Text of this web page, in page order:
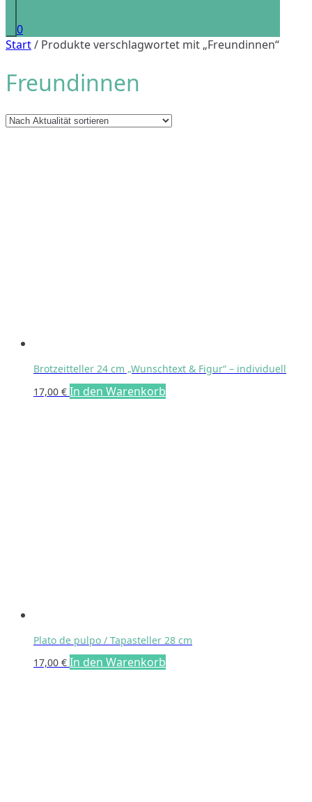
0
Start/ Produkte verschlagwortet mit „Freundinnen“
Freundinnen
Brotzeitteller 24 cm „Wunschtext & Figur“ – individuell
17,00 € In den Warenkorb
Plato de pulpo / Tapasteller 28 cm
17,00 € In den Warenkorb